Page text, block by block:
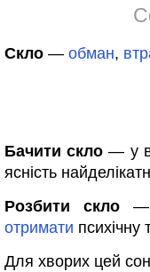
Скло — обман,
Бачити скло — у
ясність
Розбити скло
отримати психічну
Для хворих цей